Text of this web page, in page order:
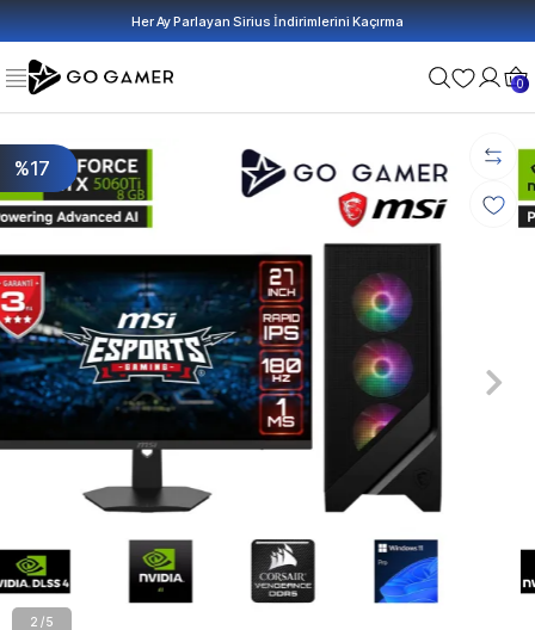
Her Ay Parlayan Sirius İndirimlerini Kaçırma
0
%17
2 / 5